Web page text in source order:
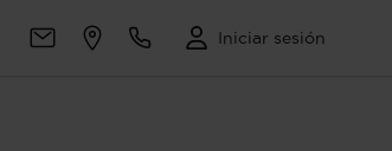
Iniciar sesión